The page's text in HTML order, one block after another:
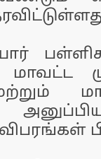
மாவட்ட